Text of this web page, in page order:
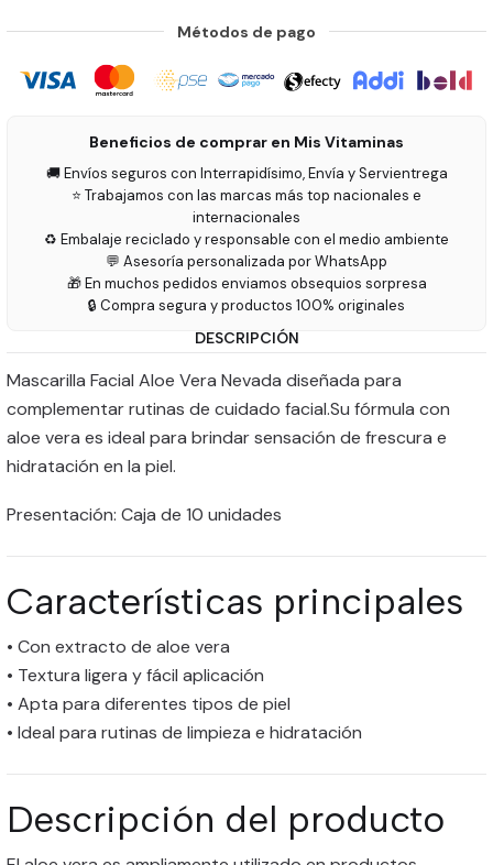
Métodos de pago
Beneficios de comprar en Mis Vitaminas
🚚 Envíos seguros con Interrapidísimo, Envía y Servientrega
⭐ Trabajamos con las marcas más top nacionales e
internacionales
♻️ Embalaje reciclado y responsable con el medio ambiente
💬 Asesoría personalizada por WhatsApp
🎁 En muchos pedidos enviamos obsequios sorpresa
🔒 Compra segura y productos 100% originales
DESCRIPCIÓN
Mascarilla Facial Aloe Vera Nevada diseñada para
complementar rutinas de cuidado facial.Su fórmula con
aloe vera es ideal para brindar sensación de frescura e
hidratación en la piel.
Presentación: Caja de 10 unidades
Características principales
• Con extracto de aloe vera
• Textura ligera y fácil aplicación
• Apta para diferentes tipos de piel
• Ideal para rutinas de limpieza e hidratación
Descripción del producto